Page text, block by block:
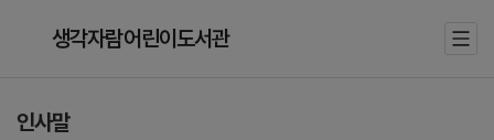
생각자람어린이도서관
인사말